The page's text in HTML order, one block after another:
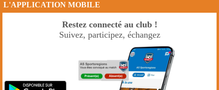
L'APPLICATION MOBILE
Restez connecté au club !
Suivez, participez, échangez